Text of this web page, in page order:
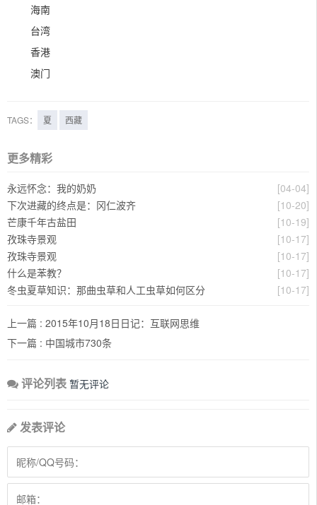
海南
台湾
香港
澳门
TAGS： 夏 西藏
更多精彩
[04-04]
永远怀念：我的奶奶
[10-20]
下次进藏的终点是：冈仁波齐
[10-19]
芒康千年古盐田
[10-17]
​孜珠寺景观
[10-17]
​孜珠寺景观
[10-17]
什么是苯教？
[10-17]
冬虫夏草知识：那曲虫草和人工虫草如何区分
上一篇 : 2015年10月18日日记：互联网思维
下一篇 : 中国城市730条
评论列表 暂无评论
发表评论